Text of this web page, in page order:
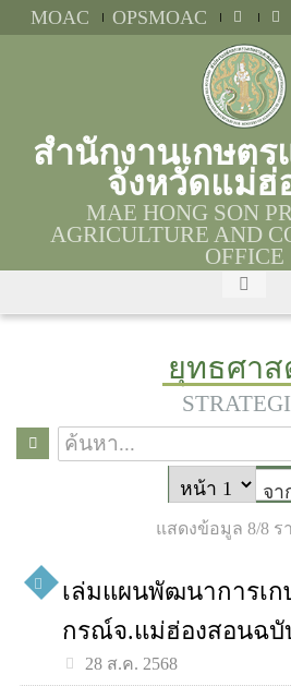
MOAC OPSMOAC
สำนักงานเกษต
จังหวัดแม่ฮ่
MAE HONG SON
AGRICULTURE AND
OFFICE
ยุทธศาส
จา
แสดงข้อมูล 8/8 ร
เล่มแผนพัฒนาการเ
กรณ์จ.แม่ฮ่องสอนฉ
28 ส.ค. 2568